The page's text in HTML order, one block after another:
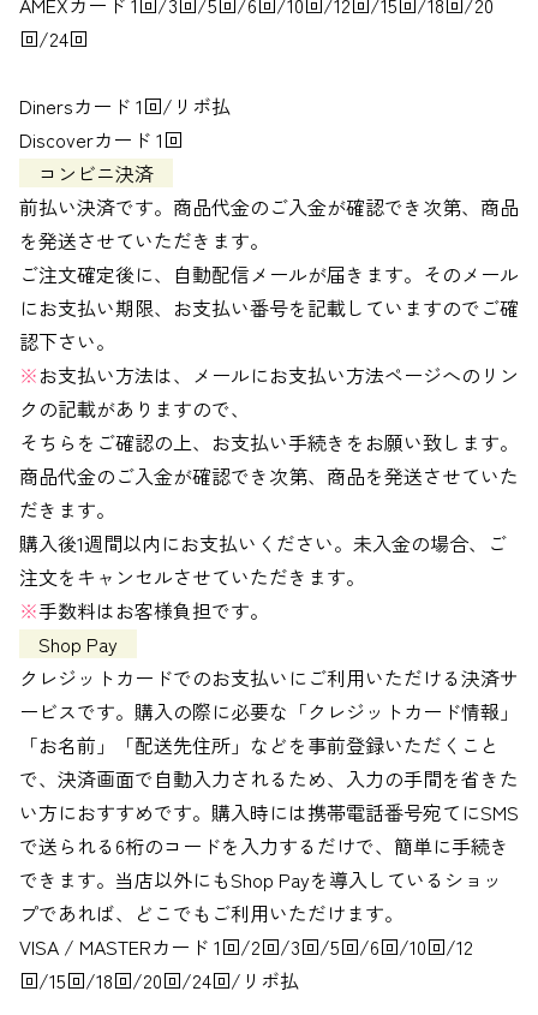
回/24回
Dinersカード 1回/リボ払
Discoverカード 1回
コンビニ決済
前払い決済です。商品代金のご入金が確認でき次第、商品
を発送させていただきます。
ご注文確定後に、自動配信メールが届きます。そのメール
にお支払い期限、お支払い番号を記載していますのでご確
認下さい。
※お支払い方法は、メールにお支払い方法ページへのリン
クの記載がありますので、
そちらをご確認の上、お支払い手続きをお願い致します。
商品代金のご入金が確認でき次第、商品を発送させていた
だきます。
購入後1週間以内にお支払いください。未入金の場合、ご
注文をキャンセルさせていただきます。
※手数料はお客様負担です。
Shop Pay
クレジットカードでのお支払いにご利用いただける決済サ
ービスです。購入の際に必要な「クレジットカード情報」
「お名前」「配送先住所」などを事前登録いただくこと
で、決済画面で自動入力されるため、入力の手間を省きた
い方におすすめです。購入時には携帯電話番号宛てにSMS
で送られる6桁のコードを入力するだけで、簡単に手続き
できます。当店以外にもShop Payを導入しているショッ
プであれば、どこでもご利用いただけます。
VISA / MASTERカード 1回/2回/3回/5回/6回/10回/12
回/15回/18回/20回/24回/リボ払